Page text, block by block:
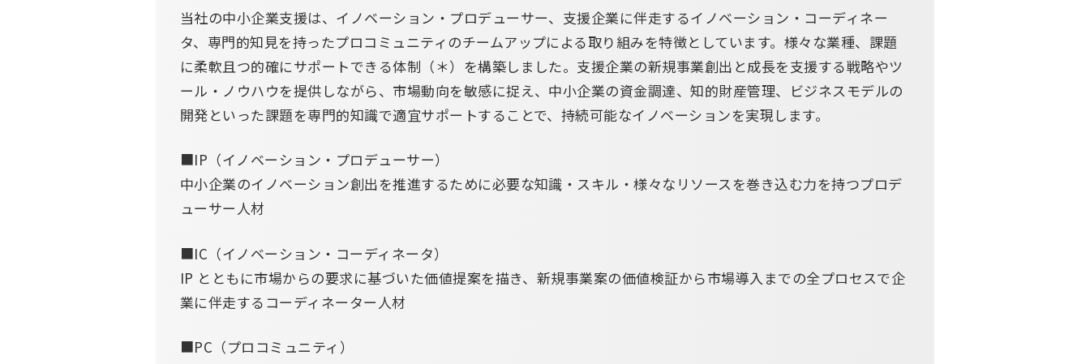
当社の中小企業支援は、イノベーション・プロデューサー、支援企業に伴走するイノベーション・コーディネー
タ、専門的知見を持ったプロコミュニティのチームアップによる取り組みを特徴としています。様々な業種、課題
に柔軟且つ的確にサポートできる体制（＊）を構築しました。支援企業の新規事業創出と成長を支援する戦略やツ
ール・ノウハウを提供しながら、市場動向を敏感に捉え、中小企業の資金調達、知的財産管理、ビジネスモデルの
開発といった課題を専門的知識で適宜サポートすることで、持続可能なイノベーションを実現します。
■IP（イノベーション・プロデューサー）
中小企業のイノベーション創出を推進するために必要な知識・スキル・様々なリソースを巻き込む力を持つプロデ
ューサー人材
■IC（イノベーション・コーディネータ）
IP とともに市場からの要求に基づいた価値提案を描き、新規事業案の価値検証から市場導入までの全プロセスで企
業に伴走するコーディネーター人材
■PC（プロコミュニティ）